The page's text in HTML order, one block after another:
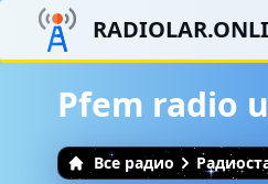
Pfem radio
Все радио